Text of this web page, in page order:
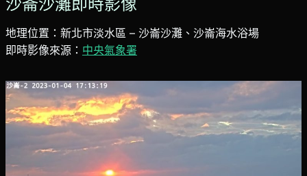
地理位置：新北市淡水區 – 沙崙沙灘、沙崙海水浴場
即時影像來源： 中央氣象署